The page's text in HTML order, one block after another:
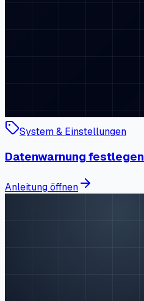
System & Einstellungen
Datenwarnung festlegen
Anleitung öffnen